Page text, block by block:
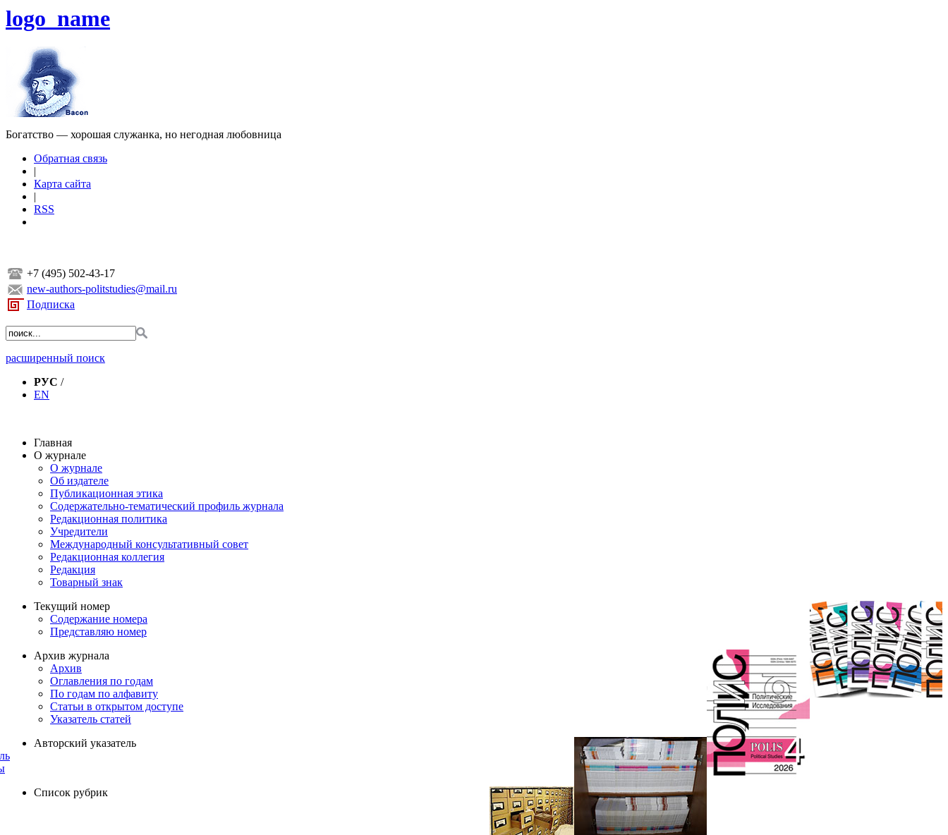
logo_name
Богатство — хорошая служанка, но негодная любовница
Обратная связь
|
Карта сайта
|
RSS
+7 (495) 502-43-17
new-authors-politstudies@mail.ru
Подписка
расширенный поиск
РУС /
EN
Главная
О журнале
О журнале
Об издателе
Публикационная этика
Содержательно-тематический профиль журнала
Редакционная политика
Учредители
Международный консультативный совет
Редакционная коллегия
Редакция
Товарный знак
Текущий номер
Содержание номера
Представляю номер
Архив журнала
Архив
Оглавления по годам
По годам по алфавиту
Статьи в открытом доступе
Указатель статей
Авторский указатель
Список рубрик